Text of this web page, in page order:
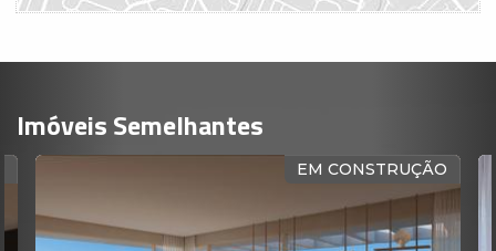
Imóveis Semelhantes
EM CONSTRUÇÃO